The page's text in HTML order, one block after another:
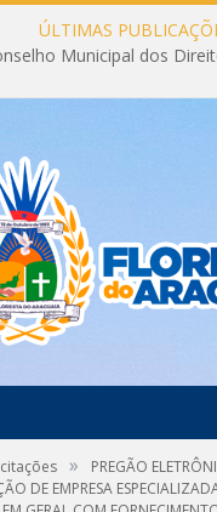
ÚLTIMAS
»
PREGÃO
DE EMPRESA